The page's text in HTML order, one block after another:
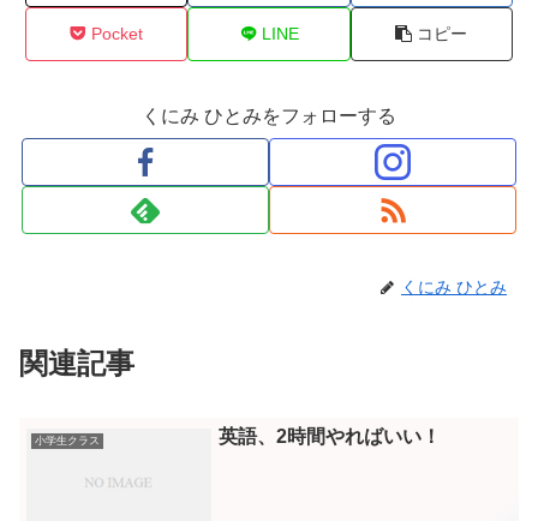
Pocket LINE コピー
くにみ ひとみをフォローする
くにみ ひとみ
関連記事
小学生クラス 英語、2時間やればいい！